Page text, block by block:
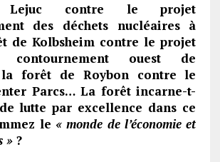
contre le projet
des déchets nucléaires à
de Kolbsheim contre le projet
ouest de
la forêt de Roybon contre le
Parcs… La forêt incarne-t-
lutte par excellence dans ce
le « monde de l’économie et
»?